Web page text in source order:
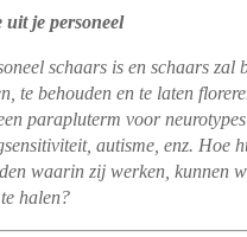
uit je personeel
schaars is en schaars zal
te behouden en te laten
parapluterm voor
autisme, enz. Hoe
waarin zij werken, kunnen
halen?